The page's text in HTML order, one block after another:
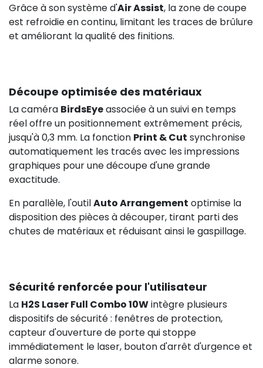
Grâce à son système d'Air Assist, la zone de coupe
est refroidie en continu, limitant les traces de brûlure
et améliorant la qualité des finitions.
Découpe optimisée des matériaux
La caméra BirdsEyeassociée à un suivi en temps
réel offre un positionnement extrêmement précis,
jusqu'à 0,3 mm. La fonction Print & Cut synchronise
automatiquement les tracés avec les impressions
graphiques pour une découpe d'une grande
exactitude.
En parallèle, l'outilAuto Arrangement optimise la
disposition des pièces à découper, tirant parti des
chutes de matériaux et réduisant ainsi le gaspillage.
Sécurité renforcée pour l'utilisateur
La H2S Laser Full Combo 10Wintègre plusieurs
dispositifs de sécurité : fenêtres de protection,
capteur d'ouverture de porte qui stoppe
immédiatement le laser, bouton d'arrêt d'urgence et
alarme sonore.